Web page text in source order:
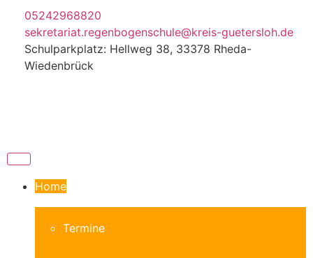
05242968820
sekretariat.regenbogenschule@kreis-guetersloh.de
Schulparkplatz: Hellweg 38, 33378 Rheda-
Wiedenbrück
Home
Termine